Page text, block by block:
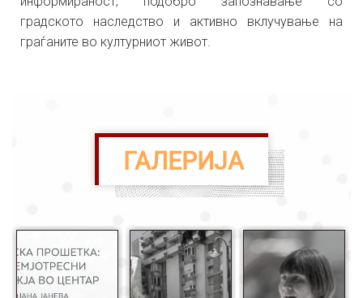
градското наследство и активно вклучување на
граѓаните во културниот живот.
ГАЛЕРИЈА